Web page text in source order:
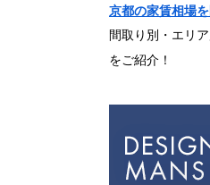
京都の家賃相場
間取り別・エリ
をご紹介！